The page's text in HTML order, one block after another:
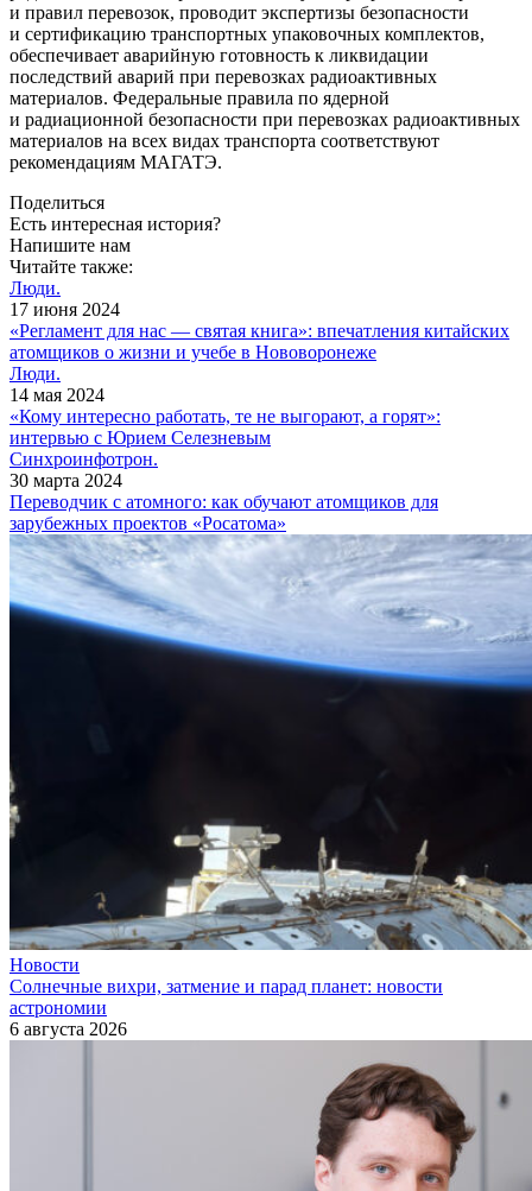
и правил перевозок, проводит экспертизы безопасности
и сертификацию транспортных упаковочных комплектов,
обеспечивает аварийную готовность к ликвидации
последствий аварий при перевозках радиоактивных
материалов. Федеральные правила по ядерной
и радиационной безопасности при перевозках радиоактивных
материалов на всех видах транспорта соответствуют
рекомендациям МАГАТЭ.
Поделиться
Есть интересная история?
Напишите нам
Читайте также:
Люди.
17 июня 2024
«Регламент для нас — святая книга»: впечатления китайских
атомщиков о жизни и учебе в Нововоронеже
Люди.
14 мая 2024
«Кому интересно работать, те не выгорают, а горят»:
интервью с Юрием Селезневым
Синхроинфотрон.
30 марта 2024
Переводчик с атомного: как обучают атомщиков для
зарубежных проектов «Росатома»
Новости
Солнечные вихри, затмение и парад планет: новости
астрономии
6 августа 2026